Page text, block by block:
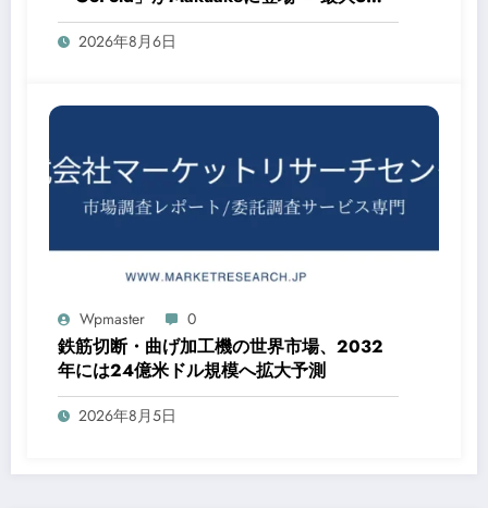
のデバイスをスマートに操作
2026年8月6日
Wpmaster 0
鉄筋切断・曲げ加工機の世界市場、2032
年には24億米ドル規模へ拡大予測
2026年8月5日